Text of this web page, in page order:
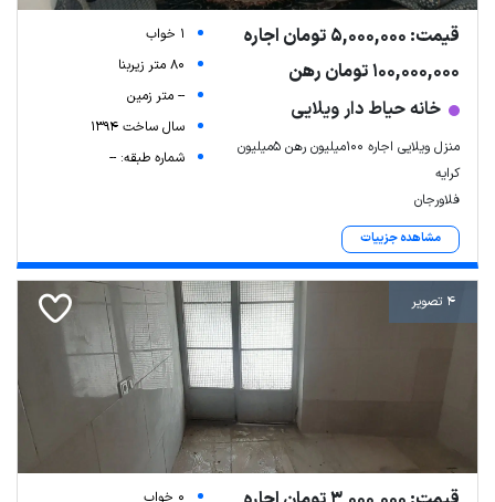
قیمت: 5,000,000 تومان اجاره
100,000,000 تومان رهن
خانه حیاط دار ویلایی
منزل ویلایی اجاره 100میلیون رهن 5میلیون
کرایه
فلاورجان
مشاهده جزییات
1 خواب
80 متر زیربنا
-- متر زمین
سال ساخت 1394
شماره طبقه: --
4 تصویر
0 خواب